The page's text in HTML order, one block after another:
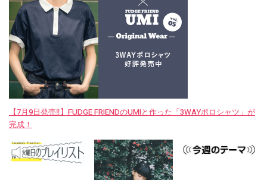
【7月9日発売‼︎】FUDGE FRIENDのUMIと作った「3WAYポロシャツ」が
完成！